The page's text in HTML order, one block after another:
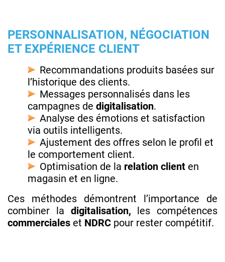
PERSONNALISATION, NÉGOCIATION
ET EXPÉRIENCE CLIENT
Recommandations produits basées sur
l’historique des clients.
Messages personnalisés dans les
campagnes de digitalisation.
Analyse des émotions et satisfaction
via outils intelligents.
Ajustement des offres selon le profil et
le comportement client.
Optimisation de la relation client en
magasin et en ligne.
Ces méthodes démontrent l’importance de
combiner la digitalisation, les compétences
commerciales et NDRC pour rester compétitif.